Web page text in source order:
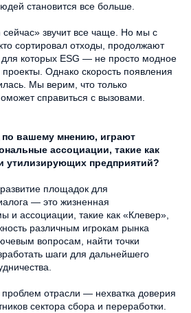
становится все больше.
сейчас» звучит все чаще. Но мы с
сортировал отходы, продолжают
которых ESG — не просто модное
Однако скорость появления
Мы верим, что только
справиться с вызовами.
вашему мнению, играют
ассоциации, такие как
утилизирующих предприятий?
площадок для
— это жизненная
и ассоциации, такие как «Клевер»,
различным игрокам рынка
вопросам, найти точки
шаги для дальнейшего
отрасли — нехватка доверия
сектора сбора и переработки.